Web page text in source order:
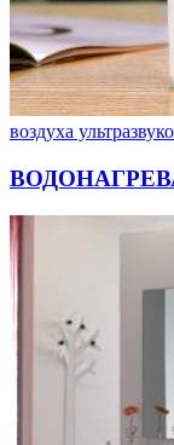
воздуха